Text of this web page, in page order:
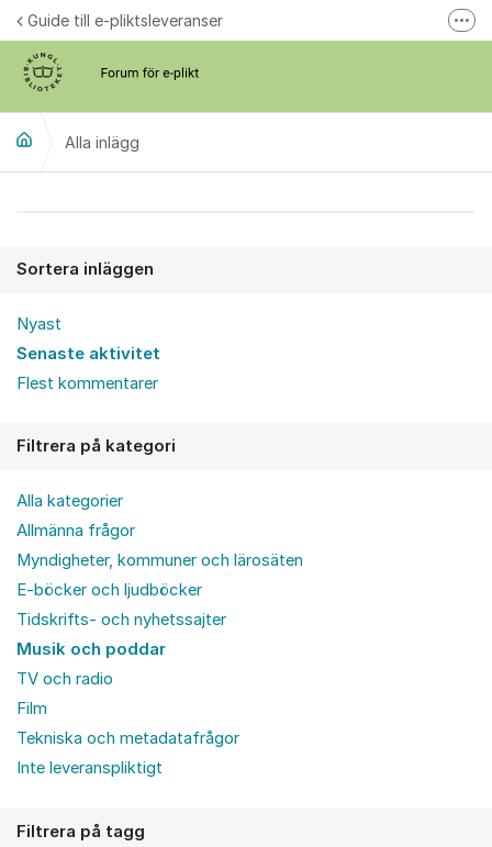
Hoppa till innehåll
Guide till e-pliktsleveranser
Alla inlägg
Sortera inläggen
Nyast
Senaste aktivitet
Flest kommentarer
Filtrera på kategori
Alla kategorier
Allmänna frågor
Myndigheter, kommuner och lärosäten
E-böcker och ljudböcker
Tidskrifts- och nyhetssajter
Musik och poddar
TV och radio
Film
Tekniska och metadatafrågor
Inte leveranspliktigt
Filtrera på tagg